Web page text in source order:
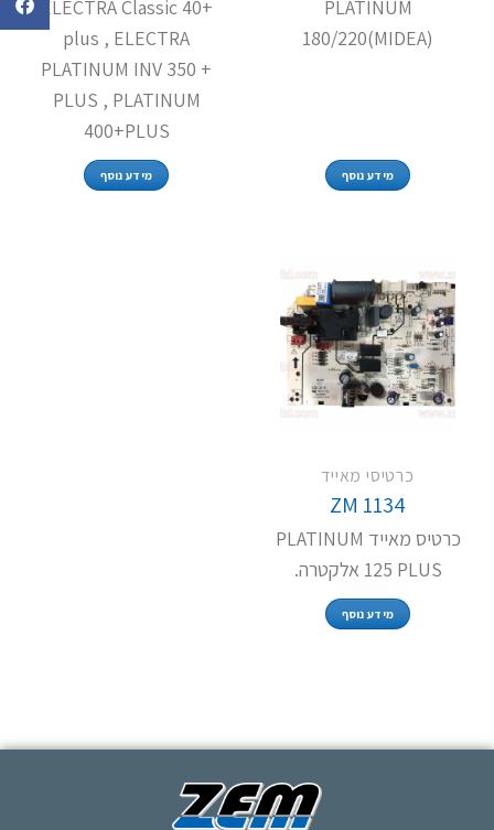
PLATINUM
180/220(MIDEA)
מידע נוסף
ELECTRA Classic 40+
plus , ELECTRA
PLATINUM INV 350 +
PLUS , PLATINUM
400+PLUS
מידע נוסף
כרטיסי מאייד
ZM 1134
כרטיס מאייד PLATINUM
125 PLUS אלקטרה.
מידע נוסף